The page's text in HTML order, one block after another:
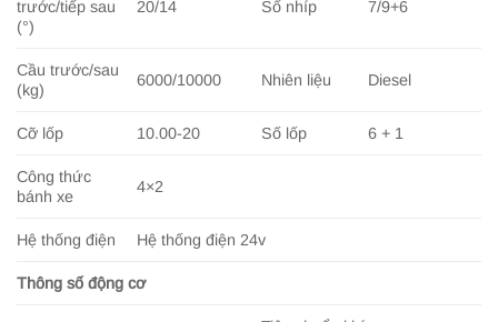
trước/tiếp sau
(°)
20/14 Số nhíp 7/9+6
Cầu trước/sau
(kg)
6000/10000 Nhiên liệu Diesel
Cỡ lốp 10.00-20 Số lốp 6 + 1
Công thức
bánh xe
4×2
Hệ thống điện Hệ thống điện 24v
Thông số động cơ